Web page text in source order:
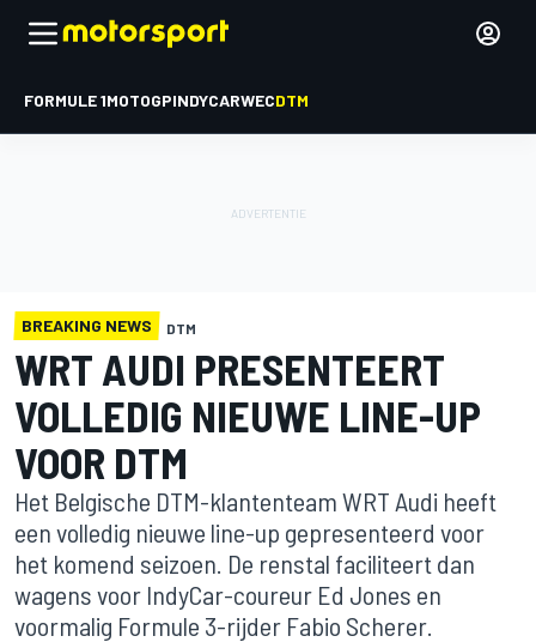
FORMULE 1MOTOGPINDYCARWECDTM
BREAKING NEWS DTM
WRT AUDI PRESENTEERT
VOLLEDIG NIEUWE LINE-UP
VOOR DTM
Het Belgische DTM-klantenteam WRT Audi heeft
een volledig nieuwe line-up gepresenteerd voor
het komend seizoen. De renstal faciliteert dan
wagens voor IndyCar-coureur Ed Jones en
voormalig Formule 3-rijder Fabio Scherer.